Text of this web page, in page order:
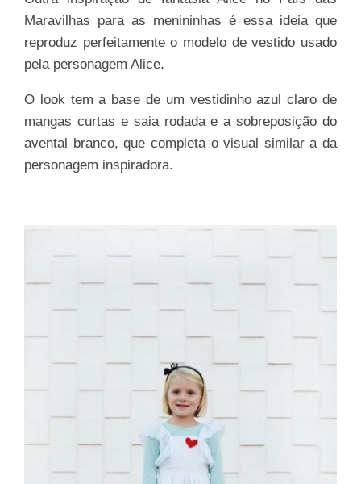
Maravilhas para as menininhas é essa ideia que
reproduz perfeitamente o modelo de vestido usado
pela personagem Alice.
O look tem a base de um vestidinho azul claro de
mangas curtas e saia rodada e a sobreposição do
avental branco, que completa o visual similar a da
personagem inspiradora.